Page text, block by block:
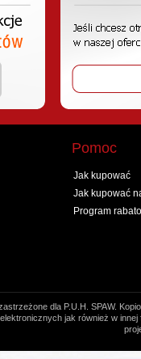
Pomoc
Jak kupować
Jak kupować
Program
dla P.U.H. SPAW.
jak również w